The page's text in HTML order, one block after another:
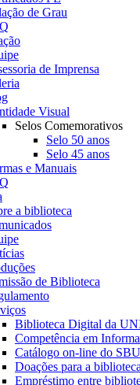
de Grau
de Imprensa
Visual
Selos Comemorativos
Selo 50 anos
Selo 45 anos
e Manuais
a biblioteca
de Biblioteca
Biblioteca Digital da
Competência em
Catálogo on-line do SBU
Doações para a biblioteca
Empréstimo entre